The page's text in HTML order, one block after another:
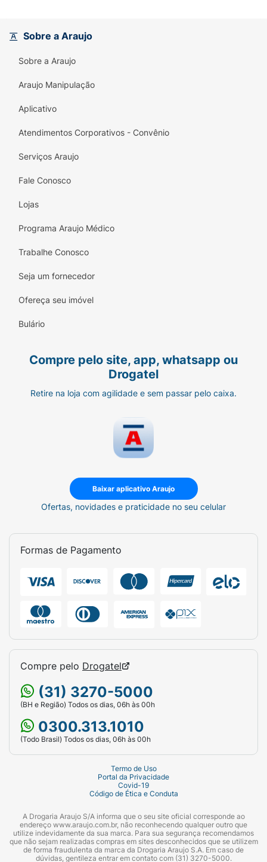
Ultraleve;
Uniformiza tom da pele.
Modo de Uso :
Aplique abundantemente sobre a pele 15
Reaplicar sempre, após sudorese intensa,
nadar ou banhar-se, secar-se com toalha e
manter a sua efetividade.
Sobre a Araujo
Sobre a Araujo
Araujo Manipulação
Aplicativo
Atendimentos Corporativos - Convênio
Serviços Araujo
Fale Conosco
Lojas
Programa Araujo Médico
Trabalhe Conosco
Seja um fornecedor
Ofereça seu imóvel
Bulário
Compre pelo site, app, whatsapp ou
Drogatel
Retire na loja com agilidade e sem passar pelo caixa.
Baixar aplicativo Araujo
Ofertas, novidades e praticidade no seu celular
Formas de Pagamento
Compre pelo Drogatel
(31) 3270-5000
(BH e Região) Todos os dias, 06h às 00h
0300.313.1010
(Todo Brasil) Todos os dias, 06h às 00h
Termo de Uso
Portal da Privacidade
Covid-19
Código de Ética e Conduta
A Drogaria Araujo S/A informa que o seu site oficial corresponde ao
endereço www.araujo.com.br, não reconhecendo qualquer outro que
utilize indevidamente da sua marca. Para sua segurança recomendamos
que não sejam realizadas compras em sites desconhecidos que se utilizem
de forma fraudulenta da marca da Drogaria Araujo S.A. Em caso de
dúvidas, gentileza entrar em contato com (31) 3270-5000.